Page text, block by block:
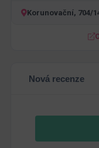
Korunovační, 704/
Nová recenze